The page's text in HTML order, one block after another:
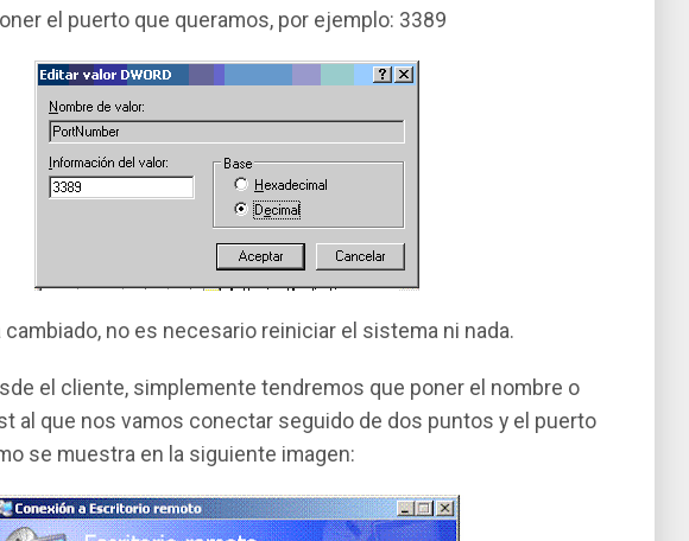
el puerto que queramos, por ejemplo: 3389
cambiado, no es necesario reiniciar el sistema ni nada.
el cliente, simplemente tendremos que poner el nombre o
al que nos vamos conectar seguido de dos puntos y el puerto
se muestra en la siguiente imagen: